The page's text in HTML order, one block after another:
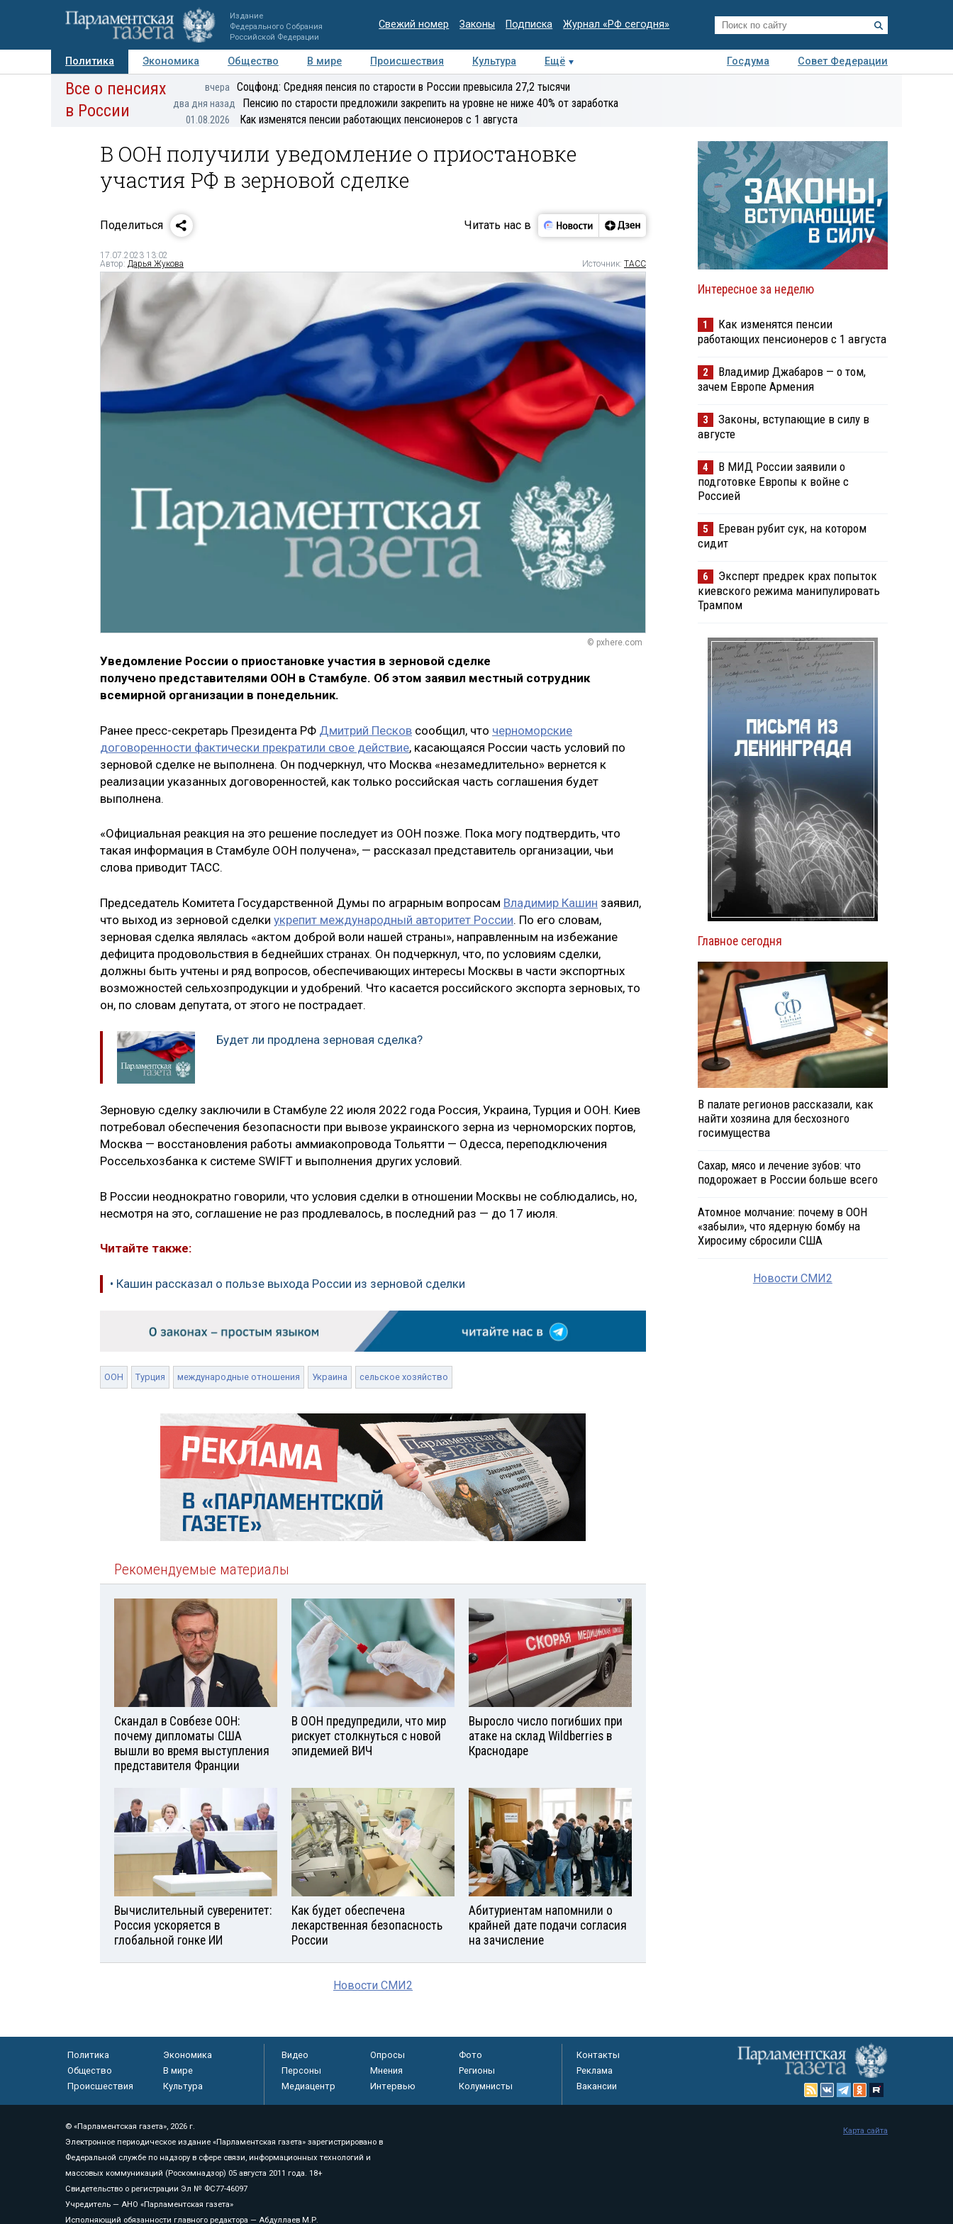
Издание
Федерального Собрания
Российской Федерации
Свежий номер Законы Подписка Журнал «РФ сегодня»
Политика Экономика Общество В мире Происшествия Культура Ещё Госдума
Совет Федерации
Авторы Персоны Мнения Регионы Медиацентр Интервью Колумнисты
экспертиза
Все о пенсиях
в России
вчера Соцфонд: Средняя пенсия по старости в России превысила 27,2 тысячи
два дня назад Пенсию по старости предложили закрепить на уровне не ниже 40% от заработка
01.08.2026 Как изменятся пенсии работающих пенсионеров с 1 августа
В ООН получили уведомление о приостановке
участия РФ в зерновой сделке
Поделиться Читать нас в
17.07.2023 13:02
Автор: Дарья Жукова Источник: ТАСС
© pxhere.com
Уведомление России о приостановке участия в зерновой сделке
получено представителями ООН в Стамбуле. Об этом заявил местный сотрудник
всемирной организации в понедельник.
Ранее пресс-секретарь Президента РФ Дмитрий Песков сообщил, что черноморские
договоренности фактически прекратили свое действие, касающаяся России часть условий по
зерновой сделке не выполнена. Он подчеркнул, что Москва «незамедлительно» вернется к
реализации указанных договоренностей, как только российская часть соглашения будет
выполнена.
«Официальная реакция на это решение последует из ООН позже. Пока могу подтвердить, что
такая информация в Стамбуле ООН получена», — рассказал представитель организации, чьи
слова приводит ТАСС.
Председатель Комитета Государственной Думы по аграрным вопросам Владимир Кашин заявил,
что выход из зерновой сделки укрепит международный авторитет России. По его словам,
зерновая сделка являлась «актом доброй воли нашей страны», направленным на избежание
дефицита продовольствия в беднейших странах. Он подчеркнул, что, по условиям сделки,
должны быть учтены и ряд вопросов, обеспечивающих интересы Москвы в части экспортных
возможностей сельхозпродукции и удобрений. Что касается российского экспорта зерновых, то
он, по словам депутата, от этого не пострадает.
Будет ли продлена зерновая сделка?
Зерновую сделку заключили в Стамбуле 22 июля 2022 года Россия, Украина, Турция и ООН. Киев
потребовал обеспечения безопасности при вывозе украинского зерна из черноморских портов,
Москва — восстановления работы аммиакопровода Тольятти — Одесса, переподключения
Россельхозбанка к системе SWIFT и выполнения других условий.
В России неоднократно говорили, что условия сделки в отношении Москвы не соблюдались, но,
несмотря на это, соглашение не раз продлевалось, в последний раз — до 17 июля.
Читайте также:
• Кашин рассказал о пользе выхода России из зерновой сделки
ООН Турция международные отношения Украина сельское хозяйство
Рекомендуемые материалы
Скандал в Совбезе ООН:
почему дипломаты США
вышли во время выступления
представителя Франции
В ООН предупредили, что мир
рискует столкнуться с новой
эпидемией ВИЧ
Выросло число погибших при
атаке на склад Wildberries в
Краснодаре
Вычислительный суверенитет:
Россия ускоряется в
глобальной гонке ИИ
Как будет обеспечена
лекарственная безопасность
России
Абитуриентам напомнили о
крайней дате подачи согласия
на зачисление
Новости СМИ2
Интересное за неделю
1
Как изменятся пенсии
работающих пенсионеров с 1 августа
2
Владимир Джабаров — о том,
зачем Европе Армения
3
Законы, вступающие в силу в
августе
4
В МИД России заявили о
подготовке Европы к войне с
Россией
5
Ереван рубит сук, на котором
сидит
6
Эксперт предрек крах попыток
киевского режима манипулировать
Трампом
Главное сегодня
В палате регионов рассказали, как
найти хозяина для бесхозного
госимущества
Сахар, мясо и лечение зубов: что
подорожает в России больше всего
Атомное молчание: почему в ООН
«забыли», что ядерную бомбу на
Хиросиму сбросили США
Новости СМИ2
Политика
Экономика
Общество
В мире
Происшествия
Культура
Видео Опросы
Фото
Персоны
Мнения
Регионы
Медиацентр
Интервью Колумнисты
Контакты
Реклама
Вакансии
© «Парламентская газета», 2026 г.
Электронное периодическое издание «Парламентская газета» зарегистрировано в
Федеральной службе по надзору в сфере связи, информационных технологий и
массовых коммуникаций (Роскомнадзор) 05 августа 2011 года. 18+
Свидетельство о регистрации Эл № ФС77-46097
Учредитель — АНО «Парламентская газета»
Исполняющий обязанности главного редактора — Абдуллаев М.Р.
Карта сайта